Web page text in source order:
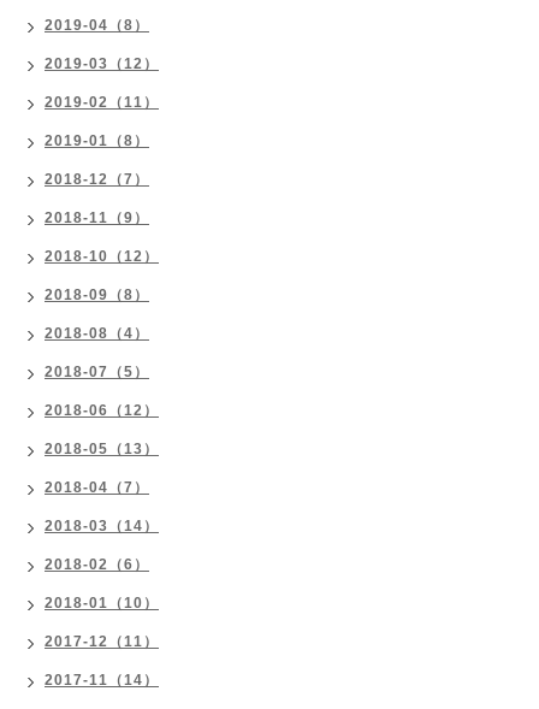
2019-04（8）
2019-03（12）
2019-02（11）
2019-01（8）
2018-12（7）
2018-11（9）
2018-10（12）
2018-09（8）
2018-08（4）
2018-07（5）
2018-06（12）
2018-05（13）
2018-04（7）
2018-03（14）
2018-02（6）
2018-01（10）
2017-12（11）
2017-11（14）